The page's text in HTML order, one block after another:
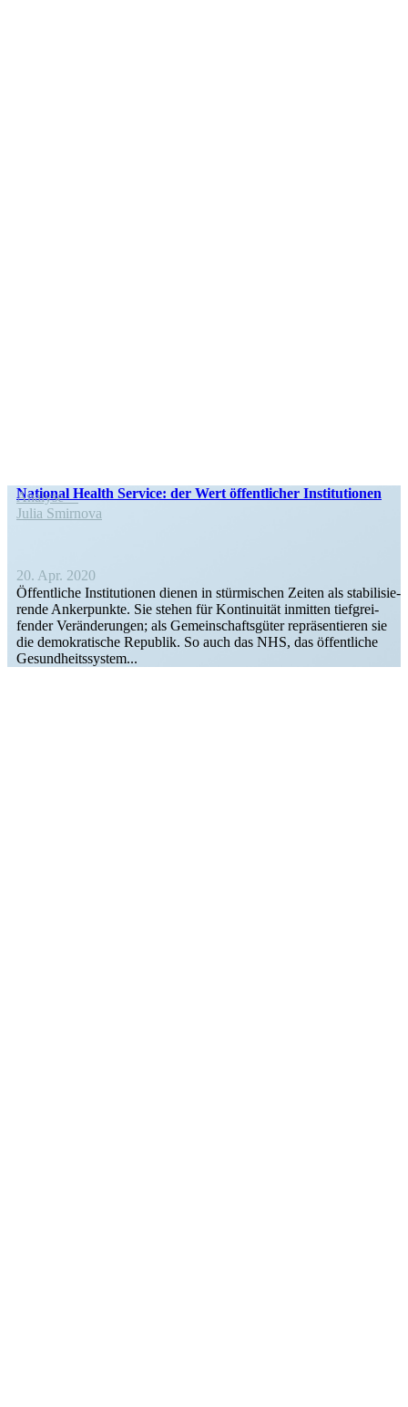
National Health Service: der Wert öffent­licher Institutionen
Analyse
Julia Smirnova
20. Apr. 2020
Öffent­liche Insti­tu­tionen dienen in stürmi­schen Zeiten als stabi­li­sie­
rende Anker­punkte. Sie stehen für Konti­nuität inmitten tiefgrei­
fender Verän­de­rungen; als Gemein­schafts­güter reprä­sen­tieren sie
die demokra­tische Republik. So auch das NHS, das öffent­liche
Gesundheitssystem...